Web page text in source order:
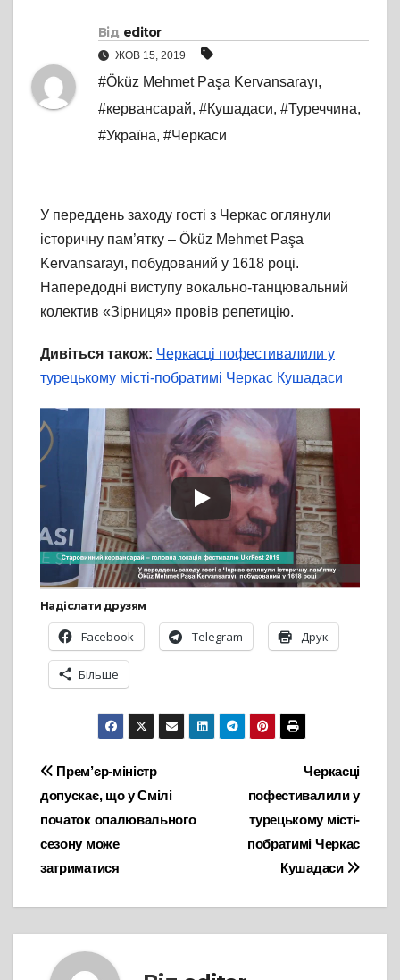
Від editor
ЖОВ 15, 2019
#Öküz Mehmet Paşa Kervansarayı,
#кервансарай, #Кушадаси, #Туреччина,
#Україна, #Черкаси
У переддень заходу гості з Черкас оглянули
історичну пам’ятку – Öküz Mehmet Paşa
Kervansarayı, побудований у 1618 році.
Напередодні виступу вокально-танцювальний
колектив «Зірниця» провів репетицію.
Дивіться також: Черкасці пофестивалили у
турецькому місті-побратимі Черкас Кушадаси
Надіслати друзям
Facebook Telegram Друк
Більше
Навігація
записів
Черкасці
пофестивалили у
турецькому місті-
побратимі Черкас
Кушадаси
Прем’єр-міністр
допускає, що у Смілі
початок опалювального
сезону може
затриматися